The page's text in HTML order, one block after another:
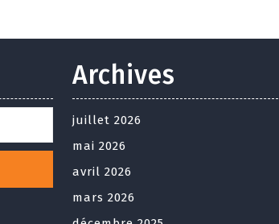
Archives
juillet 2026
mai 2026
avril 2026
mars 2026